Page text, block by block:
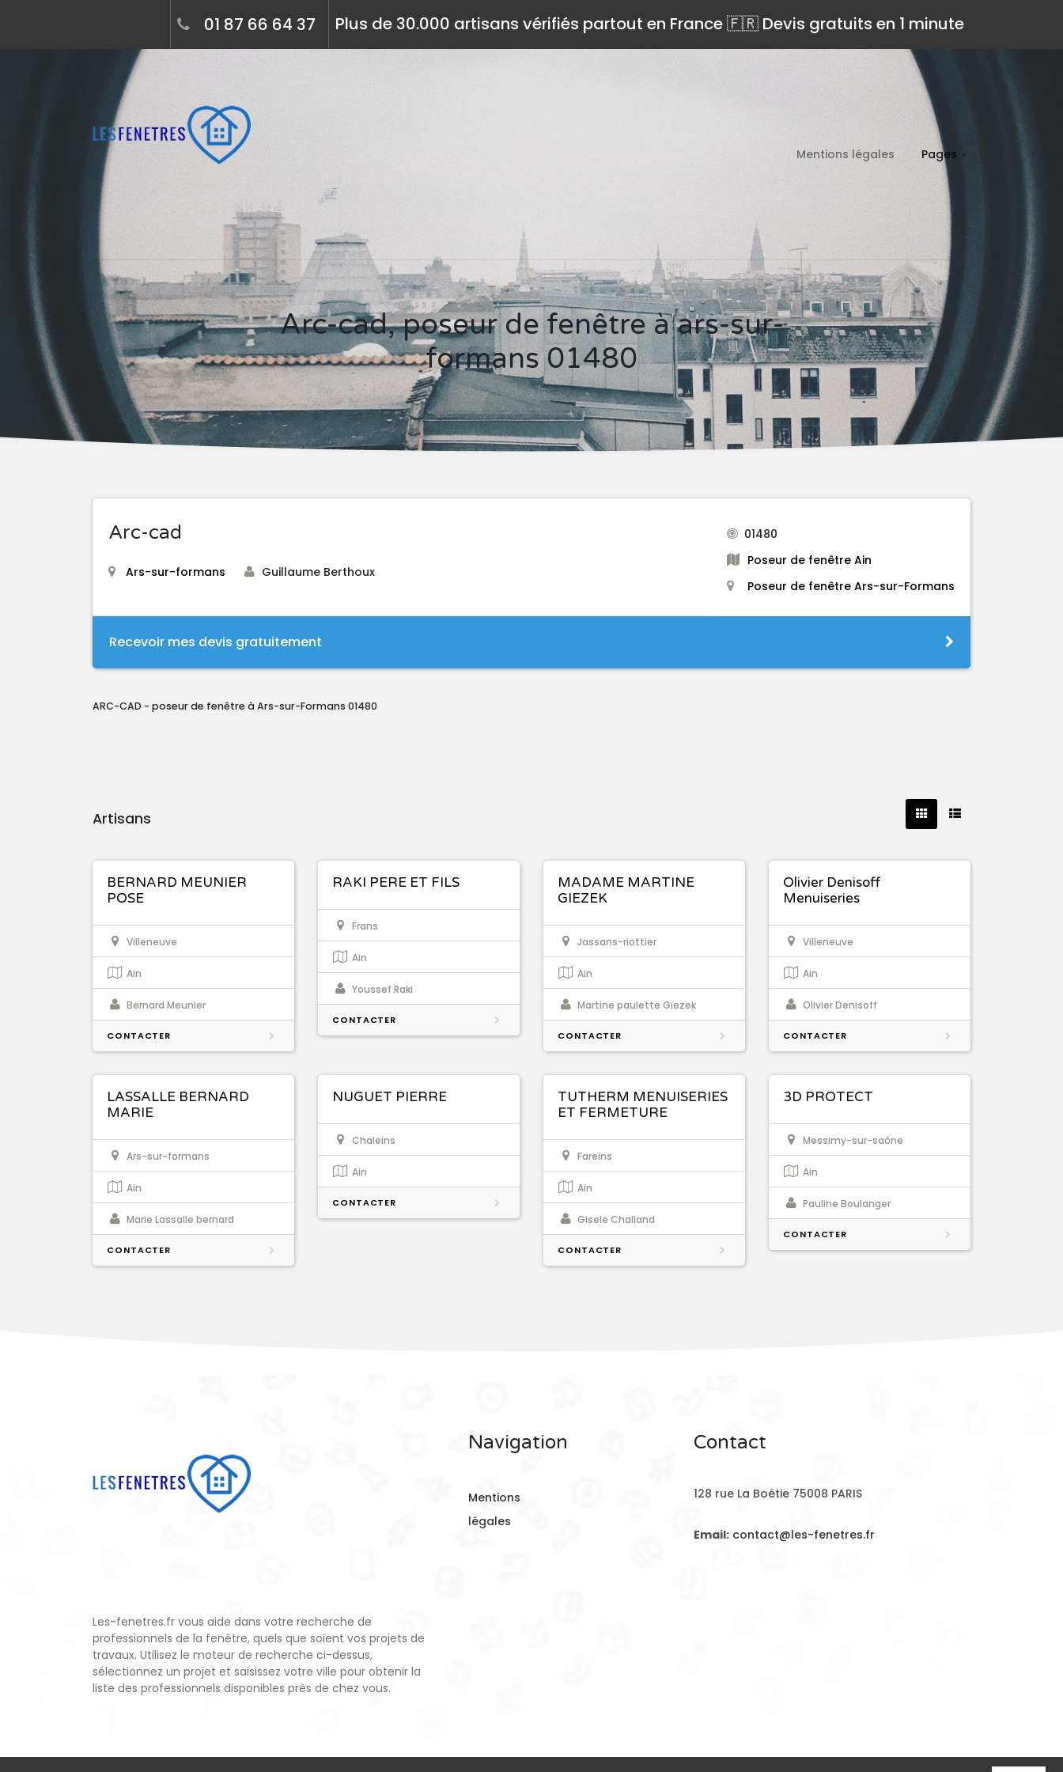
Plus de 30.000 artisans vérifiés partout en France 🇫🇷 Devis gratuits en 1 minute
01 87 66 64 37
Mentions légales Pages
Arc-cad, poseur de fenêtre à ars-sur-
formans 01480
Arc-cad
Ars-sur-formans Guillaume Berthoux
01480
Poseur de fenêtre Ain
Poseur de fenêtre Ars-sur-Formans
Recevoir mes devis gratuitement
ARC-CAD - poseur de fenêtre à Ars-sur-Formans 01480
Artisans
BERNARD MEUNIER
POSE
Villeneuve
Ain
Bernard Meunier
CONTACTER
RAKI PERE ET FILS
Frans
Ain
Youssef Raki
CONTACTER
MADAME MARTINE
GIEZEK
Jassans-riottier
Ain
Martine paulette Giezek
CONTACTER
Olivier Denisoff
Menuiseries
Villeneuve
Ain
Olivier Denisoff
CONTACTER
LASSALLE BERNARD
MARIE
Ars-sur-formans
Ain
Marie Lassalle bernard
CONTACTER
NUGUET PIERRE
Chaleins
Ain
CONTACTER
TUTHERM MENUISERIES
ET FERMETURE
Fareins
Ain
Gisele Challand
CONTACTER
3D PROTECT
Messimy-sur-saône
Ain
Pauline Boulanger
CONTACTER
Les-fenetres.fr vous aide dans votre recherche de
professionnels de la fenêtre, quels que soient vos projets de
travaux. Utilisez le moteur de recherche ci-dessus,
sélectionnez un projet et saisissez votre ville pour obtenir la
liste des professionnels disponibles près de chez vous.
Navigation
Mentions
légales
Contact
128 rue La Boétie 75008 PARIS
Email: contact@les-fenetres.fr